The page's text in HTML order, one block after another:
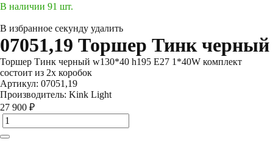
В наличии 91 шт.
В избранное секунду удалить
07051,19 Торшер Тинк черный
Торшер Тинк черный w130*40 h195 E27 1*40W комплект
состоит из 2х коробок
Артикул: 07051,19
Производитель: Kink Light
27 900 ₽